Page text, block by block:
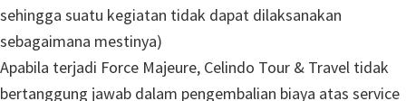
sehingga suatu kegiatan tidak dapat dilaksanakan
sebagaimana mestinya)
Apabila terjadi Force Majeure, Celindo Tour & Travel tidak
bertanggung jawab dalam pengembalian biaya atas service